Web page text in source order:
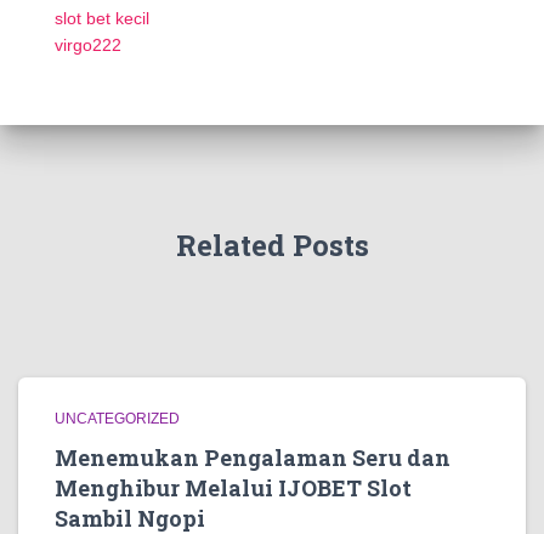
slot bet kecil
virgo222
Related Posts
UNCATEGORIZED
Menemukan Pengalaman Seru dan
Menghibur Melalui IJOBET Slot
Sambil Ngopi